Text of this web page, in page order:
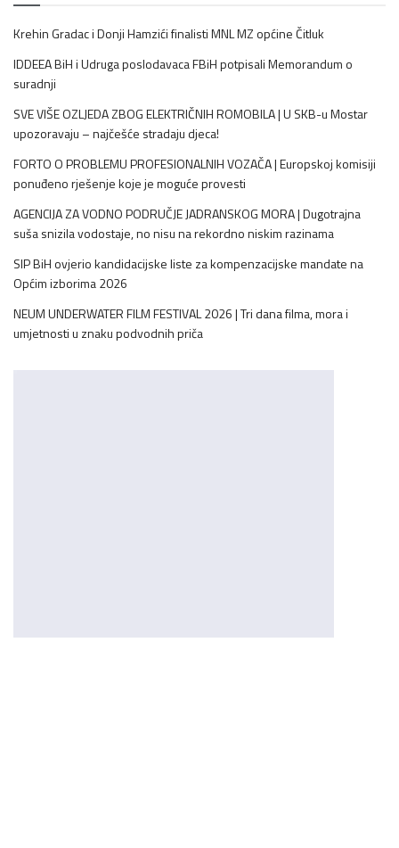
Krehin Gradac i Donji Hamzići finalisti MNL MZ općine Čitluk
IDDEEA BiH i Udruga poslodavaca FBiH potpisali Memorandum o
suradnji
SVE VIŠE OZLJEDA ZBOG ELEKTRIČNIH ROMOBILA | U SKB-u Mostar
upozoravaju – najčešće stradaju djeca!
FORTO O PROBLEMU PROFESIONALNIH VOZAČA | Europskoj komisiji
ponuđeno rješenje koje je moguće provesti
AGENCIJA ZA VODNO PODRUČJE JADRANSKOG MORA | Dugotrajna
suša snizila vodostaje, no nisu na rekordno niskim razinama
SIP BiH ovjerio kandidacijske liste za kompenzacijske mandate na
Općim izborima 2026
NEUM UNDERWATER FILM FESTIVAL 2026 | Tri dana filma, mora i
umjetnosti u znaku podvodnih priča